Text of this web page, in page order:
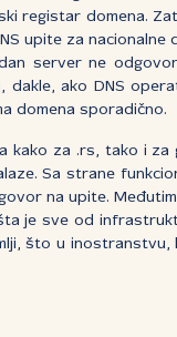
registar domena.
upite za nacionalne
server ne
dakle, ako DNS
domena sporadično.
kako za .rs, tako i za
Sa strane
na upite. Međutim,
je sve od
što u inostranstvu,